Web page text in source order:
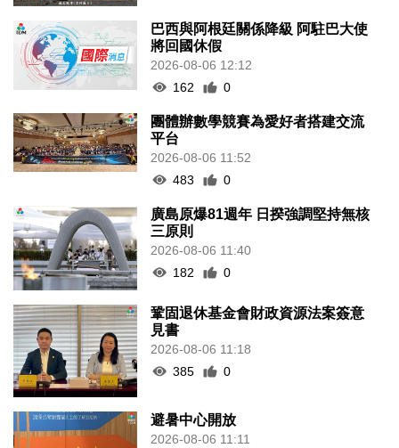
巴西與阿根廷關係降級 阿駐巴大使
將回國休假
2026-08-06 12:12
162
0
團體辦數學競賽為愛好者搭建交流
平台
2026-08-06 11:52
483
0
廣島原爆81週年 日揆強調堅持無核
三原則
2026-08-06 11:40
182
0
鞏固退休基金會財政資源法案簽意
見書
2026-08-06 11:18
385
0
避暑中心開放
2026-08-06 11:11